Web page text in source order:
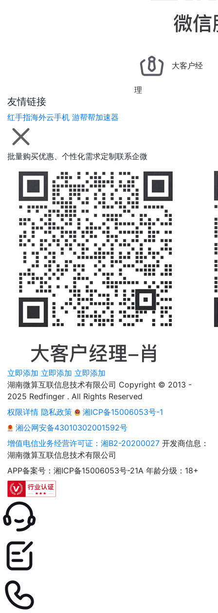
友情链接
红手指海外云手机 游帮帮加速器
大客户经
理
批量购买优惠、个性化需求定制联系企微
立即添加 立即添加 立即添加
湖南微算互联信息技术有限公司 Copyright © 2013 -
2025 Redfinger . All Rights Reserved
权限详情 隐私政策
湘ICP备15006053号-1
湘公网安备43010302001592号
增值电信业务经营许可证：湘B2-20200027 开发商信息：
湖南微算互联信息技术有限公司
APP备案号：湘ICP备15006053号-21A 年龄分级：18+